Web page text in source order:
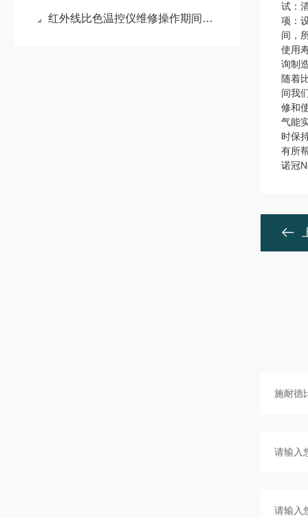
红外线比色温控仪维修操作期间的注意事项
试：
项：
间，
使用
询制
随着
间我
修和
气能
时保
有所
诺冠